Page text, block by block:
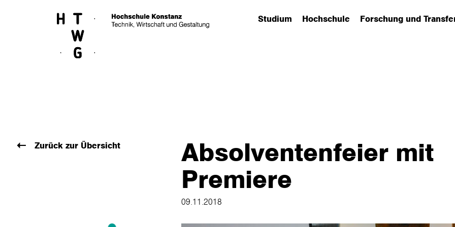
Studium
(has submenu)Hochschule
(has submenu)Forschung und
(has submenu)
Zurück zur Übersicht
Absolventenfeier mit
Premiere
09.11.2018